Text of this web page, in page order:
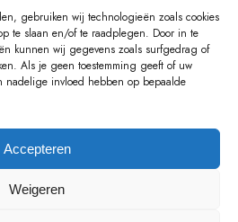
gebruiken wij technologieën zoals cookies
te slaan en/of te raadplegen. Door in te
kunnen wij gegevens zoals surfgedrag of
Als je geen toestemming geeft of uw
nadelige invloed hebben op bepaalde
Accepteren
Weigeren
contact op!